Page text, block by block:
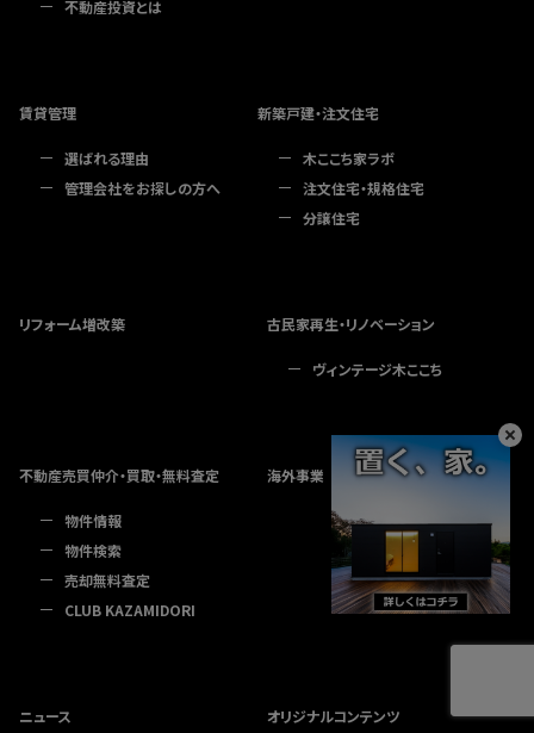
不動産投資とは
賃貸管理
選ばれる理由
管理会社をお探しの方へ
新築戸建・注文住宅
木ここち家ラボ
注文住宅・規格住宅
分譲住宅
リフォーム増改築 古民家再生・リノベーション
ヴィンテージ木ここち
不動産売買仲介・買取・無料査定
物件情報
物件検索
売却無料査定
CLUB KAZAMIDORI
海外事業
ニュース オリジナルコンテンツ